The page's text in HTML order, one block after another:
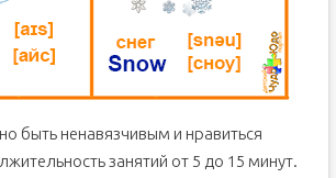
быть ненавязчивым и нравиться
занятий от 5 до 15 минут.